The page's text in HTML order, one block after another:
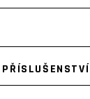
PŘÍSLUŠENSTVÍ